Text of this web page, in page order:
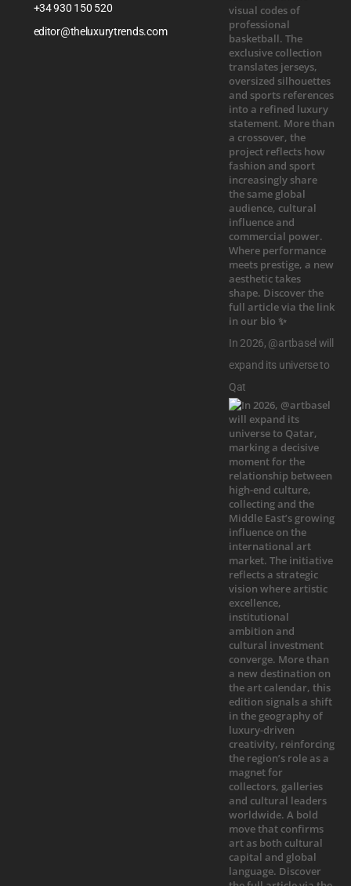
+34 930 150 520
editor@theluxurytrends.com
In 2026, @artbasel will
expand its universe to
Qat